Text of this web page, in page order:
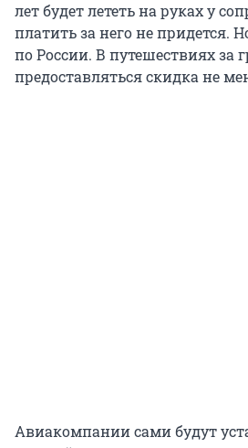
лет будет лететь на руках у
платить за него не придется.
по России. В путешествиях за
предоставляться скидка не
Авиакомпании сами будут